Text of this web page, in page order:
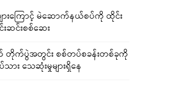
ားကြောင့် မဲဆောက်နယ်စပ်ကို ထိုင်း
ဆင်းစစ်ဆေး
က်ပွဲအတွင်း စစ်တပ်စခန်းတစ်ခုကို
ား သေဆုံးမှုများရှိနေ